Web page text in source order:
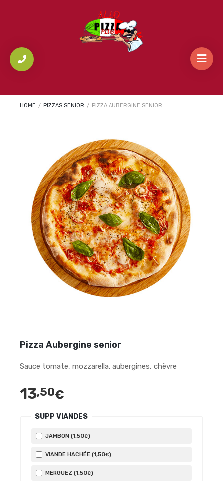
HOME / PIZZAS SENIOR / PIZZA AUBERGINE SENIOR
Pizza Aubergine senior
Sauce tomate, mozzarella, aubergines, chèvre
13,50€
SUPP VIANDES
JAMBON (1,50€)
VIANDE HACHÉE (1,50€)
MERGUEZ (1,50€)